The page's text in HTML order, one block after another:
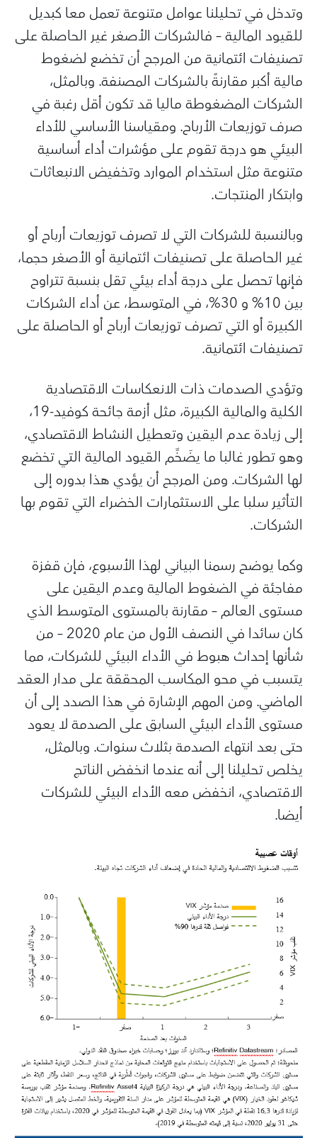
وتدخل في تحليلنا عوامل متنوعة تعمل معا كبديل
للقيود المالية – فالشركات الأصغر غير الحاصلة على
تصنيفات ائتمانية من المرجح أن تخضع لضغوط
مالية أكبر مقارنةً بالشركات المصنفة. وبالمثل،
الشركات المضغوطة ماليا قد تكون أقل رغبة في
صرف توزيعات الأرباح. ومقياسنا الأساسي للأداء
البيئي هو درجة تقوم على مؤشرات أداء أساسية
متنوعة مثل استخدام الموارد وتخفيض الانبعاثات
وابتكار المنتجات.
وبالنسبة للشركات التي لا تصرف توزيعات أرباح أو
غير الحاصلة على تصنيفات ائتمانية أو الأصغر حجما،
فإنها تحصل على درجة أداء بيئي تقل بنسبة تتراوح
بين 10% و 30%، في المتوسط، عن أداء الشركات
الكبيرة أو التي تصرف توزيعات أرباح أو الحاصلة على
تصنيفات ائتمانية.
وتؤدي الصدمات ذات الانعكاسات الاقتصادية
الكلية والمالية الكبيرة، مثل أزمة جائحة كوفيد-19،
إلى زيادة عدم اليقين وتعطيل النشاط الاقتصادي،
وهو تطور غالبا ما يضَخِّم القيود المالية التي تخضع
لها الشركات. ومن المرجح أن يؤدي هذا بدوره إلى
التأثير سلبا على الاستثمارات الخضراء التي تقوم بها
الشركات.
وكما يوضح رسمنا البياني لهذا الأسبوع، فإن قفزة
مفاجئة في الضغوط المالية وعدم اليقين على
مستوى العالم – مقارنة بالمستوى المتوسط الذي
كان سائدا في النصف الأول من عام 2020 – من
شأنها إحداث هبوط في الأداء البيئي للشركات، مما
يتسبب في محو المكاسب المحققة على مدار العقد
الماضي. ومن المهم الإشارة في هذا الصدد إلى أن
مستوى الأداء البيئي السابق على الصدمة لا يعود
حتى بعد انتهاء الصدمة بثلاث سنوات. وبالمثل،
يخلص تحليلنا إلى أنه عندما انخفض الناتج
الاقتصادي، انخفض معه الأداء البيئي للشركات
أيضا.